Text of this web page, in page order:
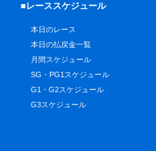
■レーススケジュール
本日のレース
本日の払戻金一覧
月間スケジュール
SG・PG1スケジュール
G1・G2スケジュール
G3スケジュール